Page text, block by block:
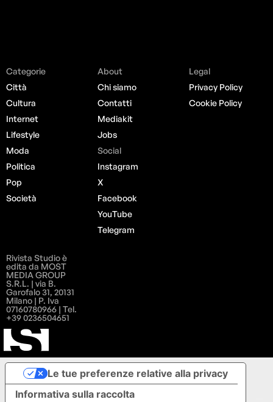
Categorie
Città
Cultura
Internet
Lifestyle
Moda
Politica
Pop
Società
About
Chi siamo
Contatti
Mediakit
Jobs
Social
Instagram
X
Facebook
YouTube
Telegram
Legal
Privacy Policy
Cookie Policy
Rivista Studio è
edita da MOST
MEDIA GROUP
S.R.L. | via B.
Garofalo 31, 20131
Milano | P. Iva
07160780966 | Tel.
+39 0236504651
Informativa sulla raccolta
Le tue preferenze relative alla privacy